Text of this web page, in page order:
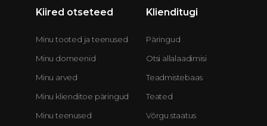
Kiired otseteed
Minu tooted ja teenused
Minu domeenid
Minu arved
Minu klienditoe päringud
Minu teenused
Klienditugi
Päringud
Otsi allalaadimisi
Teadmistebaas
Teated
Võrgu staatus